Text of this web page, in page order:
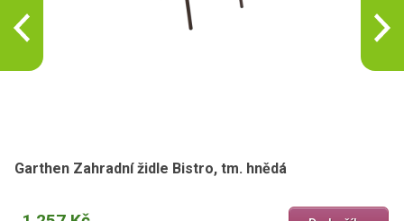
Garthen Zahradní židle Bistro, tm. hnědá